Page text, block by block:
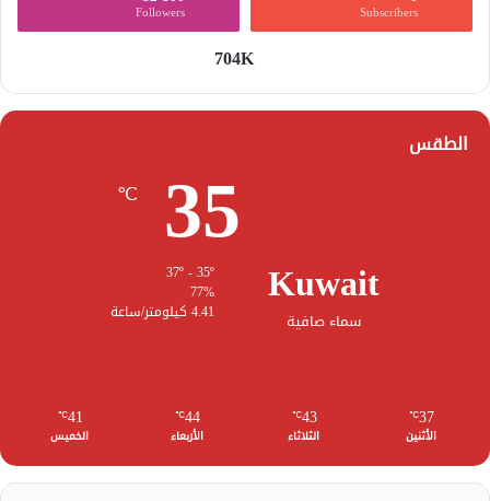
Subscribers
Followers
704K
الطقس
Kuwait
سماء صافية
35
℃
77%
4.41 كيلومتر/ساعة
37
℃
الأثنين
43
℃
الثلاثاء
44
℃
الأربعاء
41
℃
الخميس